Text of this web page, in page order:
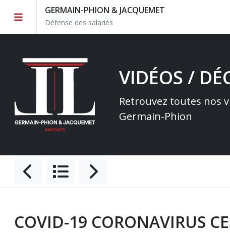
GERMAIN-PHION & JACQUEMET
Défense des salariés
VIDÉOS /
Retrouvez toutes nos
Germain-Phion
COVID-19 CORONAVIRUS